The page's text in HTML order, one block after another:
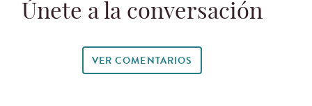
Únete a la conversación
VER COMENTARIOS